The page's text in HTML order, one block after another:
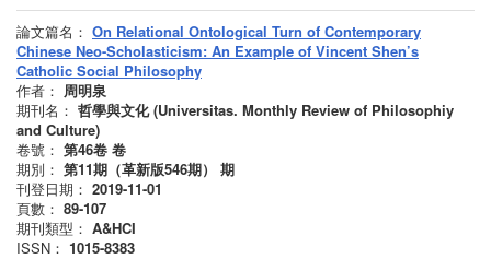
論文篇名： On Relational Ontological Turn of Contemporary
Chinese Neo-Scholasticism: An Example of Vincent Shen’s
Catholic Social Philosophy
作者： 周明泉
期刊名： 哲學與文化 (Universitas. Monthly Review of Philosophiy
and Culture)
卷號： 第46卷 卷
期別： 第11期（革新版546期）
期
刊登日期： 2019-11-01
頁數： 89-107
期刊類型： A&HCI
ISSN： 1015-8383